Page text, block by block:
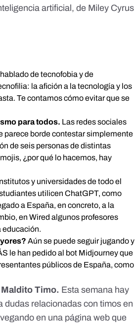
artificial, de Miley Cyrus
detecnofobia y de
: la afición a la tecnología y los
Te contamoscómo evitar que se
para todos. Las redes sociales
parece borde contestar simplemente
de seis personas de distintas
¿por qué lo hacemos, hay
y universidades de todo el
utilicen ChatGPT, como
a España, en concreto, a la
en Wired algunos profesores
educación.
Aún se puede seguir jugando y
le han pedido al bot Midjourney que
públicos de España, como
Timo. Esta semana hay
dudas relacionadas con timos en
en una página web que